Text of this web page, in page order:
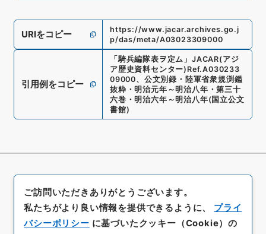
URIをコピー
https://www.jacar.archives.go.j
p/das/meta/A03023309000
引用例をコピー
「騎兵編隊表ヲ定ム 」 JACAR(アジ
ア歴史資料センター) Ref.A030233
09000、 公文別録・陸軍省衆規渕鑑
抜粋・明治元年～明治八年・第三十
六巻・明治六年～明治八年(国立公文
書館)
ご訪問いただきありがとうございます。
私たちがより良い情報を提供できるように、 プライ
バシーポリシー に基づいたクッキー（Cookie）の